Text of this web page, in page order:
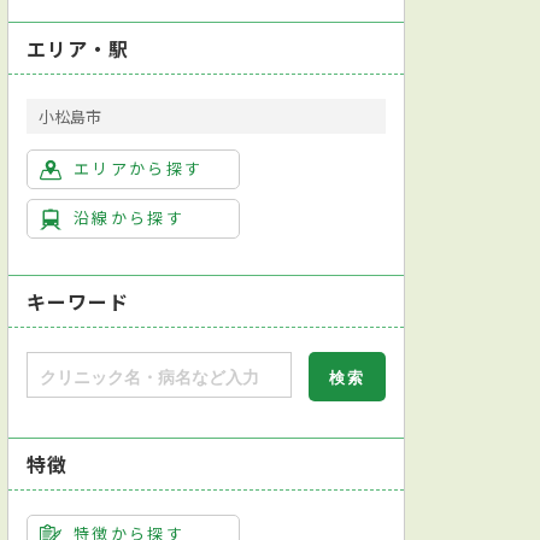
エリア・駅
小松島市
エリアから探す
沿線から探す
キーワード
特徴
特徴から探す